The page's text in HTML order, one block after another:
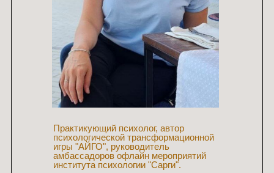
Практикующий психолог, автор
психологической трансформационной
игры "АЙГО", руководитель
амбассадоров офлайн мероприятий
института психологии "Сарги".
Центр развития специалистов
Программа лояльности
Социальные проекты
Психологи института